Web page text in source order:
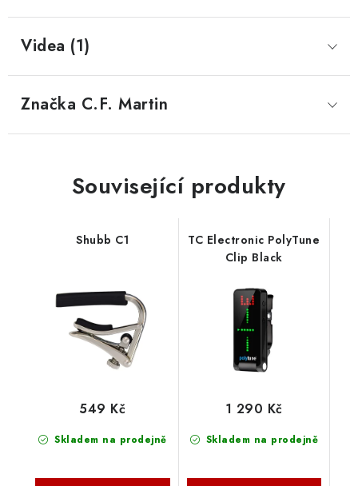
Videa (1)
Značka C.F. Martin
Související produkty
Shubb C1
Skladem na prodejně
549 Kč
TC Electronic PolyTune
Clip Black
Skladem na prodejně
1 290 Kč